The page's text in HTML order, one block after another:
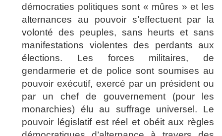
démocraties politiques sont « mûres » et les
alternances au pouvoir s’effectuent par la
volonté des peuples, sans heurts et sans
manifestations violentes des perdants aux
élections. Les forces militaires, de
gendarmerie et de police sont soumises au
pouvoir exécutif, exercé par un président ou
par un chef de gouvernement (pour les
monarchies) élu au suffrage universel. Le
pouvoir législatif est réel et obéit aux règles